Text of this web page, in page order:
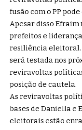
fusão com o PP
Apesar disso
prefeitos e
resiliência eleitoral.
será testada nos
reviravoltas
posição de cautela.
As reviravoltas
bases de Daniella e
eleitorais estão